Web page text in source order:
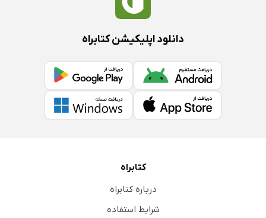
دانلود اپلیکیشن کتابراه
کتابراه
درباره کتابراه
شرایط استفاده